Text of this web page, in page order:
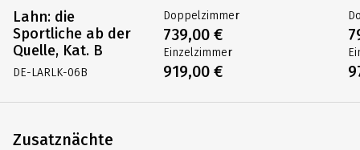
Lahn: die
Sportliche ab der
Quelle, Kat. B
DE-LARLK-06B
Zusatznächte
Doppelzimmer
739,00 €
Einzelzimmer
919,00 €